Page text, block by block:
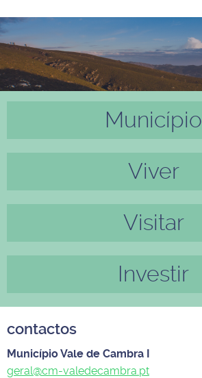
Município
Viver
Visitar
Investir
contactos
Município Vale de Cambra I
geral@cm-valedecambra.pt